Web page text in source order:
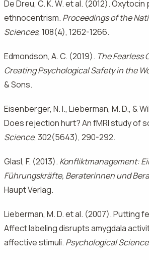
De Dreu, C. K. W. et al. (2012).
ethnocentrism. Proceedings of the
Sciences, 108(4), 1262-1266.
Edmondson, A. C. (2019). The Fearless
Creating Psychological Safety in the
& Sons.
Eisenberger, N. I., Lieberman, M. D., &
Does rejection hurt? An fMRI study of
Science, 302(5643), 290-292.
Glasl, F. (2013). Konfliktmanagement:
Führungskräfte, Beraterinnen und
Haupt Verlag.
Lieberman, M. D. et al. (2007). Putting
Affect labeling disrupts amygdala
affective stimuli. Psychological Science